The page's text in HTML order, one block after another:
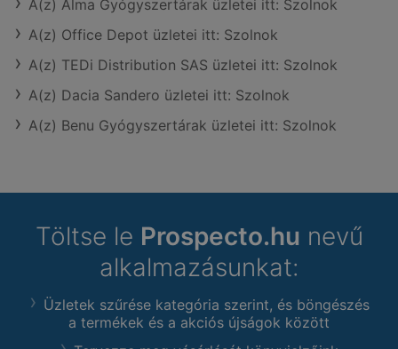
A(z) Alma Gyógyszertárak üzletei itt: Szolnok
A(z) Office Depot üzletei itt: Szolnok
A(z) TEDi Distribution SAS üzletei itt: Szolnok
A(z) Dacia Sandero üzletei itt: Szolnok
A(z) Benu Gyógyszertárak üzletei itt: Szolnok
Töltse le Prospecto.hu nevű
alkalmazásunkat:
Üzletek szűrése kategória szerint, és böngészés
a termékek és a akciós újságok között